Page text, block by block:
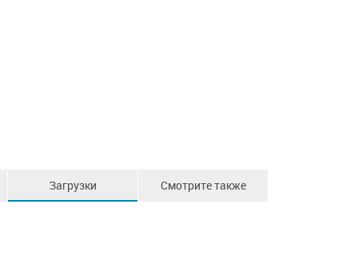
Загрузки Смотрите также